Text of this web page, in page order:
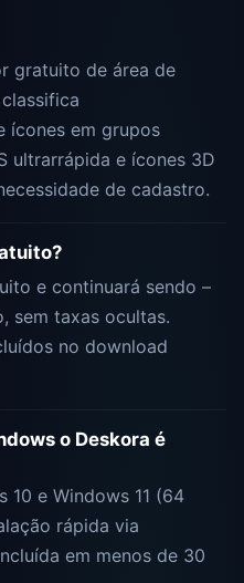
gratuito de área de
ícones em grupos
ultrarrápida e ícones 3D
de cadastro.
e continuará sendo –
sem taxas ocultas.
no download
o Deskora é
10 e Windows 11 (64
rápida via
em menos de 30